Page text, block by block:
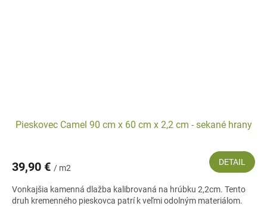
Pieskovec Camel 90 cm x 60 cm x 2,2 cm - sekané hrany
39,90 € / m2
DETAIL
Vonkajšia kamenná dlažba kalibrovaná na hrúbku 2,2cm. Tento
druh kremenného pieskovca patrí k veľmi odolným materiálom.